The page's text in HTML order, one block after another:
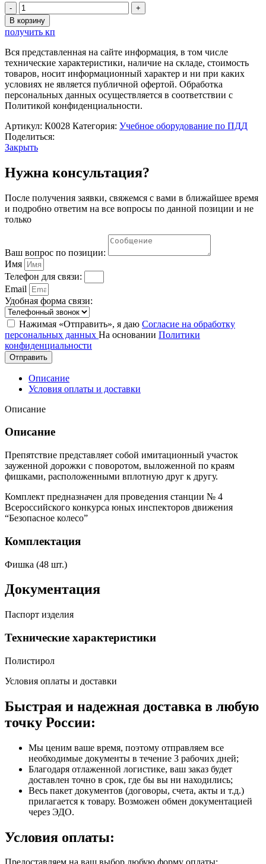
Количество
товара
Комплект
"Зауженная
дорожка
с
поворотом"
В корзину
получить кп
Вся представленная на сайте информация, в том числе
технические характеристики, наличие на складе, стоимость
товаров, носит информационный характер и ни при каких
условиях не является публичной офертой. Обработка
персональных данных осуществляется в соответствии с
Политикой конфиденциальности.
Артикул: К0028 Категория: Учебное оборудование по ПДД
Поделиться:
Закрыть
Нужна консультация?
После получения заявки, свяжемся с вами в ближайшее время
и подробно ответим на все вопросы по данной позиции и не
только
Ваш вопрос по позиции:
Имя
Телефон для связи:
Email
Удобная форма связи:
Нажимая «Отправить», я даю Согласие на обработку
персональных данных На основании Политики
конфиденциальности
Отправить
Описание
Условия оплаты и доставки
Описание
Описание
Препятствие представляет собой имитационный участок
зауженной дорожки с поворотом, выложенной по краям
фишками, расположенными вплотную друг к другу.
Комплект предназначен для проведения станции № 4
Всероссийского конкурса юных инспекторов движения
“Безопасное колесо”
Комплектация
Фишка (48 шт.)
Документация
Паспорт изделия
Технические характеристики
Полистирол
Условия оплаты и доставки
Быстрая и надежная доставка в любую
точку России:
Мы ценим ваше время, поэтому отправляем все
необходимые документы в течение 3 рабочих дней;
Благодаря отлаженной логистике, ваш заказ будет
доставлен точно в срок, где бы вы ни находились;
Весь пакет документов (договоры, счета, акты и т.д.)
прилагается к товару. Возможен обмен документацией
через ЭДО.
Условия оплаты: